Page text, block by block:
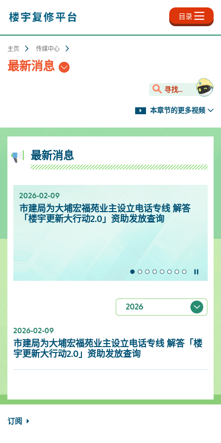
内
目录
主页 传媒中心
最新消息
寻找...
本章节的更多视频
最新消息
2026-02-09
市建局为大埔宏福苑业主设立电话专线 解答
「楼宇更新大行动2.0」资助发放查询
2025-11-18
新影片上架✨- 楼宇保养之道
2025-10-13
服务升级！楼宇复修资源中心延长开放时间
[周一至周日]
2025-09-30
「楼宇复修公司资料库」已於2025年9月更新
2025-06-27
「楼宇复修公司资料库」已於2025年6月更新
2025-03-25
「楼宇复修公司资料库」已於2025年3月更新
2025-01-10
市区更新电视特辑
2024-12-31
「楼宇复修公司资料库」已於2024年12月更新
2026
2026-02-09
市建局为大埔宏福苑业主设立电话专线 解答「楼
宇更新大行动2.0」资助发放查询
订阅